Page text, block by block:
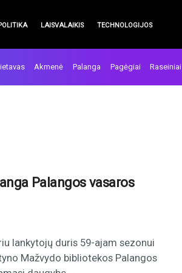
LAISVALAIKIS TECHNOLOGIJOS
Akmenė Palanga Pagėgiai Raseiniai
Palangos vasaros
lankytojų duris 59-ajam sezonui
Mažvydo bibliotekos Palangos